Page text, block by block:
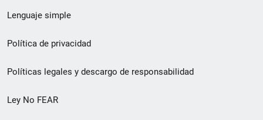
de
pie
de
página
Lenguaje simple
Política de privacidad
Políticas legales y descargo de responsabilidad
Ley No FEAR